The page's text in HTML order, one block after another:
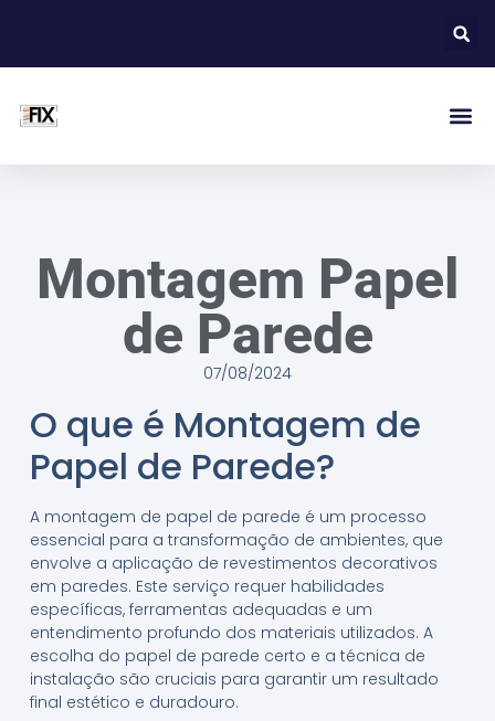
Montagem Papel
de Parede
07/08/2024
O que é Montagem de
Papel de Parede?
A montagem de papel de parede é um processo
essencial para a transformação de ambientes, que
envolve a aplicação de revestimentos decorativos
em paredes. Este serviço requer habilidades
específicas, ferramentas adequadas e um
entendimento profundo dos materiais utilizados. A
escolha do papel de parede certo e a técnica de
instalação são cruciais para garantir um resultado
final estético e duradouro.